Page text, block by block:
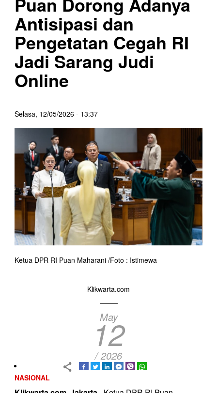
Antisipasi dan
Pengetatan Cegah RI
Jadi Sarang Judi
Online
Selasa, 12/05/2026 - 13:37
Ketua DPR RI Puan Maharani /Foto : Istimewa
Klikwarta.com
May
12
/ 2026
NASIONAL